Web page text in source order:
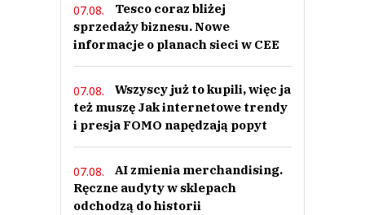
07.08.
Tesco coraz bliżej
sprzedaży biznesu. Nowe
informacje o planach sieci w CEE
07.08.
Wszyscy już to kupili, więc ja
też muszę Jak internetowe trendy
i presja FOMO napędzają popyt
07.08.
AI zmienia merchandising.
Ręczne audyty w sklepach
odchodzą do historii